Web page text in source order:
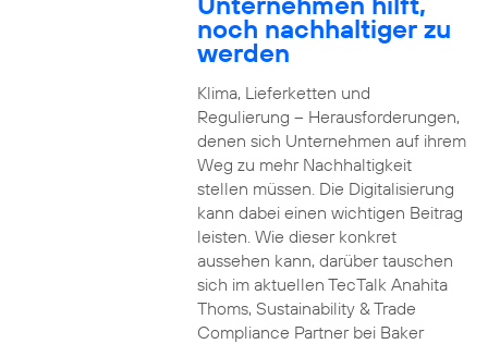
noch nachhaltiger zu
werden
Klima, Lieferketten und
Regulierung – Herausforderungen,
denen sich Unternehmen auf ihrem
Weg zu mehr Nachhaltigkeit
stellen müssen. Die Digitalisierung
kann dabei einen wichtigen Beitrag
leisten. Wie dieser konkret
aussehen kann, darüber tauschen
sich im aktuellen TecTalk Anahita
Thoms, Sustainability & Trade
Compliance Partner bei Baker